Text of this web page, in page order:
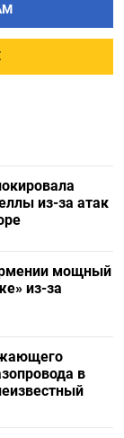
из-за атак
мощный
из-за
в